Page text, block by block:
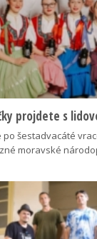
projdete s
šestadvacáté
moravské